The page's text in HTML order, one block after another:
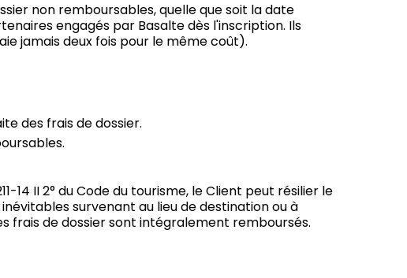
non remboursables, quelle que soit la date
engagés par Basalte dès l'inscription. Ils
jamais deux fois pour le même coût).
des frais de dossier.
14 II 2° du Code du tourisme, le Client peut résilier le
survenant au lieu de destination ou à
frais de dossier sont intégralement remboursés.